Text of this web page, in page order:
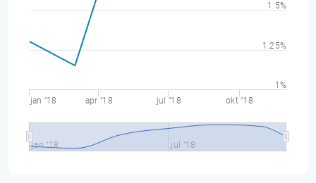
jan "18 apr "18 jul "18 okt "18
jan "18 jul "18
1%
1.25%
1.5%